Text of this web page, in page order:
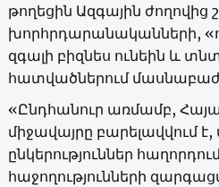
թողեցին Ազգային ժողովից
խորհրդարանականների,
զգալի բիզնես ունեին և
հատվածներում
«Ընդհանուր առմամբ,
միջավայրը բարելավվում է,
ընկերություններ
հաջողությունների